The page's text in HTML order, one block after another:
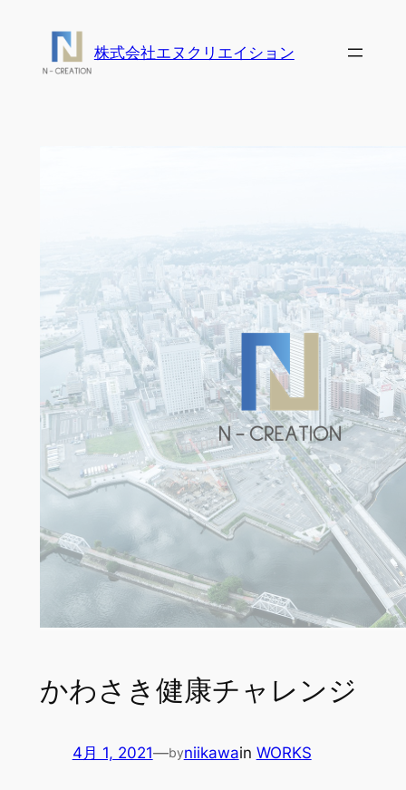
株式会社エヌクリエイション
かわさき健康チャレンジ
4月 1, 2021—byniikawain WORKS